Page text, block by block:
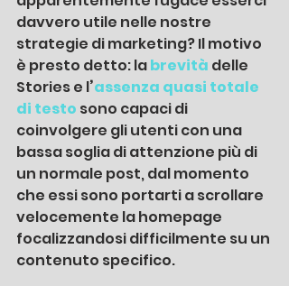
davvero utile nelle nostre
strategie di marketing? Il motivo
è presto detto: la brevità delle
Stories e l’assenza quasi totale
di testo sono capaci di
coinvolgere gli utenti con una
bassa soglia di attenzione più di
un normale post, dal momento
che essi sono portarti a scrollare
velocemente la homepage
focalizzandosi difficilmente su un
contenuto specifico.